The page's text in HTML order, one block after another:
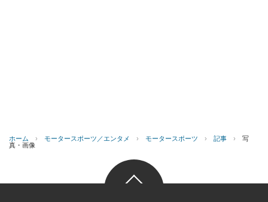
ホーム › モータースポーツ／エンタメ › モータースポーツ › 記事 ›
写
真・画像